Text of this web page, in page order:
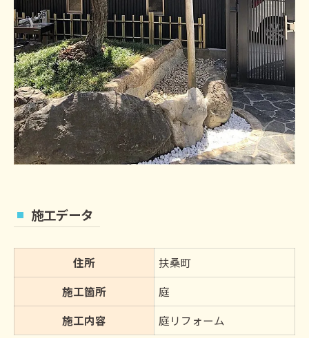
施工データ
住所
扶桑町
施工箇所
庭
施工内容
庭リフォーム